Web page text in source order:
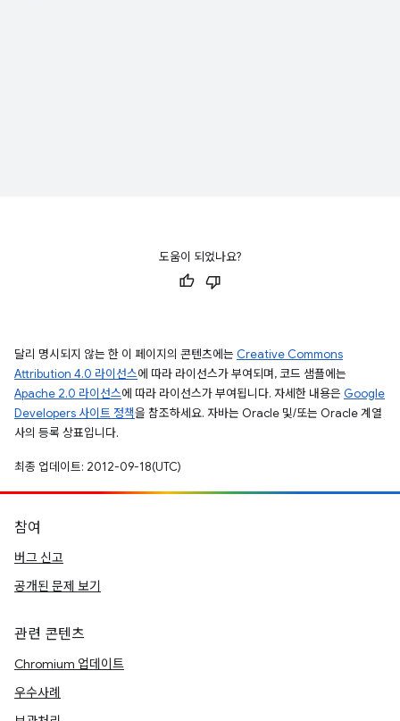
도움이 되었나요?
달리 명시되지 않는 한 이 페이지의 콘텐츠에는 Creative Commons
Attribution 4.0 라이선스에 따라 라이선스가 부여되며, 코드 샘플에는
Apache 2.0 라이선스에 따라 라이선스가 부여됩니다. 자세한 내용은 Google
Developers 사이트 정책을 참조하세요. 자바는 Oracle 및/또는 Oracle 계열
사의 등록 상표입니다.
최종 업데이트: 2012-09-18(UTC)
참여
버그 신고
공개된 문제 보기
관련 콘텐츠
Chromium 업데이트
우수사례